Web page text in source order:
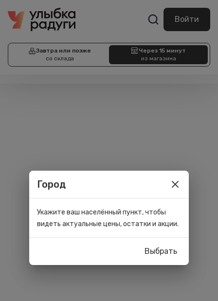
Войти
Завтра или позже
со склада
Через 15 минут
из магазина
Город
Укажите ваш населённый пункт, чтобы
видеть актуальные цены, остатки и акции.
Выбрать